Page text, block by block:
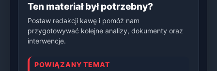
Ten materiał był potrzebny?
Postaw redakcji kawę i pomóż nam
przygotowywać kolejne analizy, dokumenty oraz
interwencje.
POWIĄZANY TEMAT